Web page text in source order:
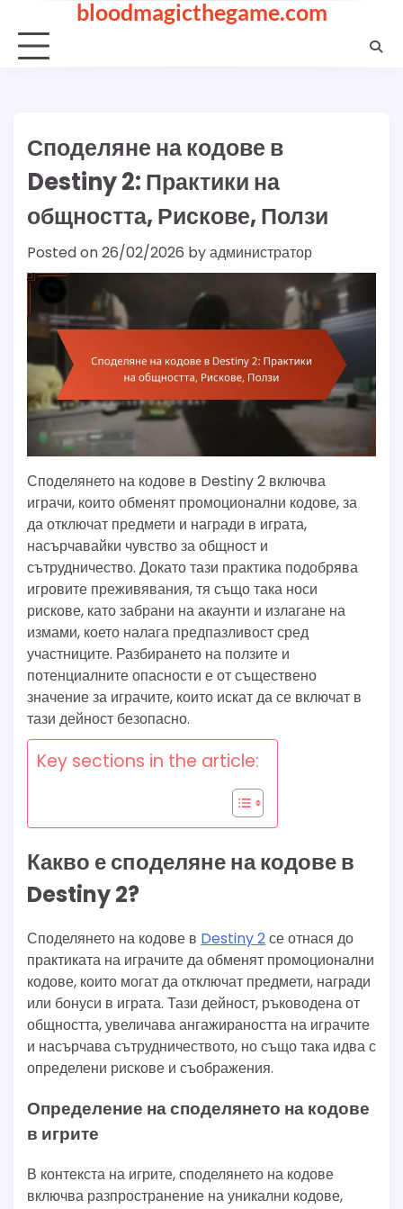
content
bloodmagicthegame.com
Споделяне на кодове в
Destiny 2: Практики на
общността, Рискове, Ползи
Posted on26/02/2026 byадминистратор
Споделянето на кодове в Destiny 2 включва
играчи, които обменят промоционални кодове, за
да отключат предмети и награди в играта,
насърчавайки чувство за общност и
сътрудничество. Докато тази практика подобрява
игровите преживявания, тя също така носи
рискове, като забрани на акаунти и излагане на
измами, което налага предпазливост сред
участниците. Разбирането на ползите и
потенциалните опасности е от съществено
значение за играчите, които искат да се включат в
тази дейност безопасно.
Key sections in the article:
Какво е споделяне на кодове в
Destiny 2?
Споделянето на кодове в Destiny 2се отнася до
практиката на играчите да обменят промоционални
кодове, които могат да отключат предмети, награди
или бонуси в играта. Тази дейност, ръководена от
общността, увеличава ангажираността на играчите
и насърчава сътрудничеството, но също така идва с
определени рискове и съображения.
Определение на споделянето на кодове
в игрите
В контекста на игрите, споделянето на кодове
включва разпространение на уникални кодове,